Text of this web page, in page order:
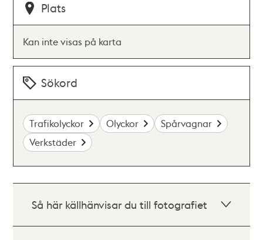
Plats
Kan inte visas på karta
Sökord
Trafikolyckor Olyckor
Spårvagnar
Verkstäder
Så här källhänvisar du till fotografiet